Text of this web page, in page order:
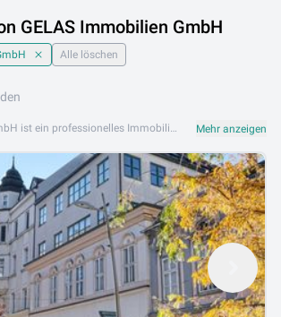
GELAS Immobilien GmbH
Alle löschen
GELAS Immobilien GmbH ist ein professionelles Immobilienunternehmen mit Expertise im Wiener Immobilienmarkt. Mit persönlichem Service und umfassendem Markt-Know-how unterstützt GELAS Immobilien GmbH ihre Kunden kompetent beim Kauf, Verkauf und der Vermietung von Immobilien in Wien. Das Angebot von GELAS Immobilien GmbH umfasst Eigentumswohnungen, Mietwohnungen, Zinshäuser und Anlageimmobilien. Das Team von GELAS Immobilien setzt auf transparente Beratung und nachhaltige Kundenbeziehungen. GELAS Immobilien GmbH ist an folgendem Standort aktiv: 1050 Wien. Stöbern Sie jetzt in den aktuellen Immobilienangeboten von GELAS Immobilien GmbH auf Lib.at. Entdecken Sie attraktive Objekte in Wien und finden Sie Ihre Traumimmobilie – schnell, einfach und direkt vom Makler. Mehr anzeigen